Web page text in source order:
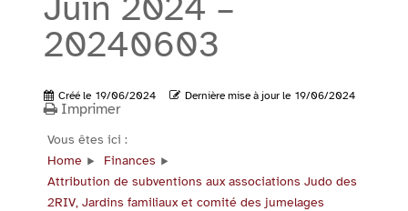
20240603
Créé le 19/06/2024 Dernière mise à jour le 19/06/2024
Imprimer
Vous êtes ici :
Home
Finances
Attribution de subventions aux associations Judo des
2RIV, Jardins familiaux et comité des jumelages